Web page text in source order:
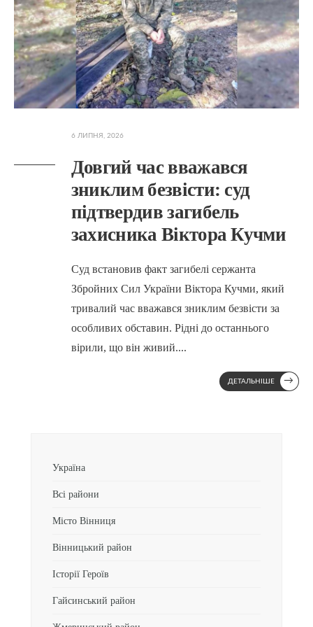
6 ЛИПНЯ, 2026
Довгий час вважався
зниклим безвісти: суд
підтвердив загибель
захисника Віктора Кучми
Суд встановив факт загибелі сержанта
Збройних Сил України Віктора Кучми, який
тривалий час вважався зниклим безвісти за
особливих обставин. Рідні до останнього
вірили, що він живий....
ДЕТАЛЬНІШЕ →
Україна
Всі райони
Місто Вінниця
Вінницький район
Історії Героїв
Гайсинський район